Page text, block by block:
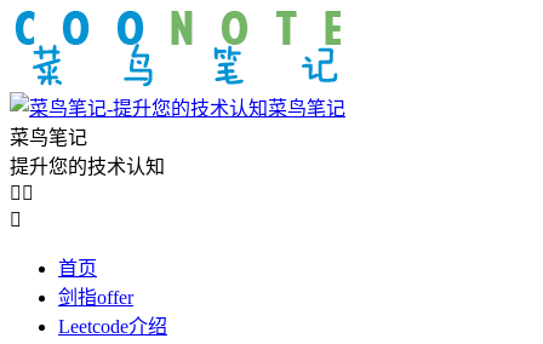
菜鸟笔记
菜鸟笔记
提升您的技术认知
 

首页
剑指offer
Leetcode介绍